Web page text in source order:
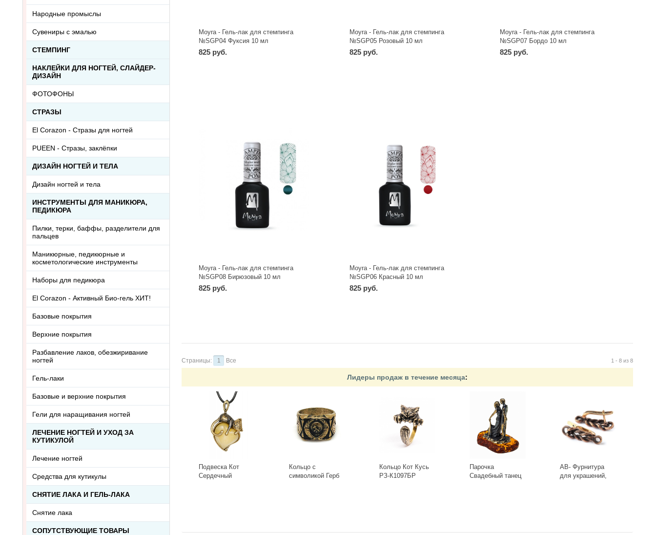
Moyra - Гель-лак для стемпинга
№SGP04 Фуксия 10 мл
825 руб.
Moyra - Гель-лак для стемпинга
№SGP05 Розовый 10 мл
825 руб.
Moyra - Гель-лак для стемпинга
№SGP07 Бордо 10 мл
825 руб.
Moyra - Гель-лак для стемпинга
№SGP08 Бирюзовый 10 мл
825 руб.
Moyra - Гель-лак для стемпинга
№SGP06 Красный 10 мл
825 руб.
1 - 8 из 8
Страницы: 1 Все
Лидеры продаж в течение месяца:
Подвеска Кот
Сердечный
Кольцо с
символикой Герб
Кольцо Кот Кусь
РЗ-К1097БР
Парочка
Свадебный танец
AB- Фурнитура
для украшений,
Народные промыслы
Сувениры с эмалью
СТЕМПИНГ
НАКЛЕЙКИ ДЛЯ НОГТЕЙ, СЛАЙДЕР-
ДИЗАЙН
ФОТОФОНЫ
СТРАЗЫ
El Corazon - Стразы для ногтей
PUEEN - Cтразы, заклёпки
ДИЗАЙН НОГТЕЙ И ТЕЛА
Дизайн ногтей и тела
ИНСТРУМЕНТЫ ДЛЯ МАНИКЮРА,
ПЕДИКЮРА
Пилки, терки, баффы, разделители для
пальцев
Маникюрные, педикюрные и
косметологические инструменты
Наборы для педикюра
El Corazon - Активный Био-гель ХИТ!
Базовые покрытия
Верхние покрытия
Разбавление лаков, обезжиривание
ногтей
Гель-лаки
Базовые и верхние покрытия
Гели для наращивания ногтей
ЛЕЧЕНИЕ НОГТЕЙ И УХОД ЗА
КУТИКУЛОЙ
Лечение ногтей
Средства для кутикулы
СНЯТИЕ ЛАКА И ГЕЛЬ-ЛАКА
Снятие лака
СОПУТСТВУЮЩИЕ ТОВАРЫ